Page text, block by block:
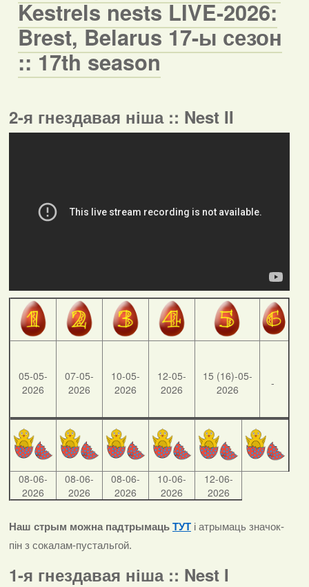
Kestrels nests LIVE-2026:
Brest, Belarus 17-ы сезон
:: 17th season
2-я гнездавая ніша :: Nest II
05-05-
2026
07-05-
2026
10-05-
2026
12-05-
2026
15 (16)-05-
2026
-
08-06-
2026
08-06-
2026
08-06-
2026
10-06-
2026
12-06-
2026
Наш стрым можна падтрымаць ТУТ і атрымаць значок-
пін з сокалам-пустальгой.
1-я гнездавая ніша :: Nest I